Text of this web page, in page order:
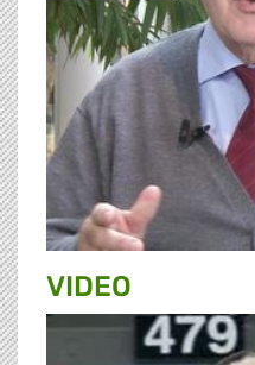
VIDEO